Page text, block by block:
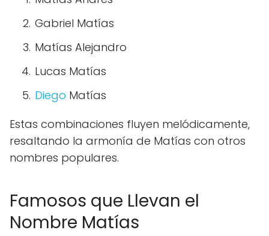
Gabriel Matías
Matías Alejandro
Lucas Matías
Diego Matías
Estas combinaciones fluyen melódicamente,
resaltando la armonía de Matías con otros
nombres populares.
Famosos que Llevan el
Nombre Matías